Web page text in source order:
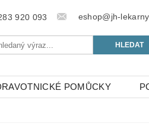
920 093 eshop@jh-
POMŮCKY